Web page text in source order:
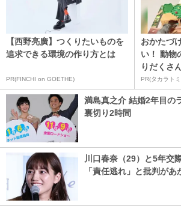
【西野亮廣】つくりたいものを
追求できる環境の作り方とは
PR(FINCHI on GOETHE)
おかたづ
い！ 動物
りだくさ
PR(タカラト
満島真之介 結婚2年目の
裏切り2時間
川口春奈（29）と5年交
「責任逃れ」と批判があ